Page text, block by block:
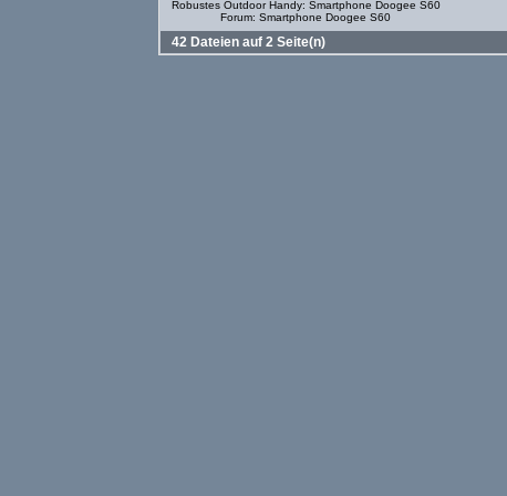
Robustes Outdoor Handy: Smartphone Doogee S60
Forum: Smartphone Doogee S60
42 Dateien auf 2 Seite(n)